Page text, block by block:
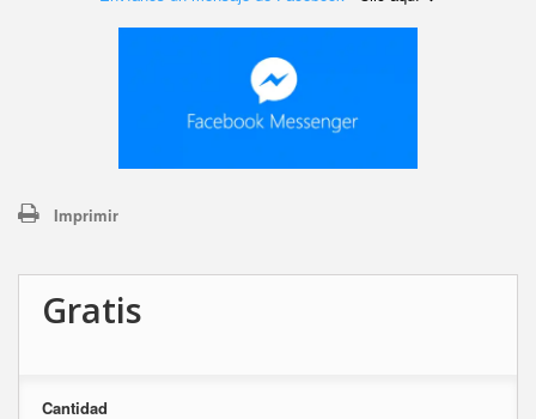
Imprimir
Gratis
Cantidad